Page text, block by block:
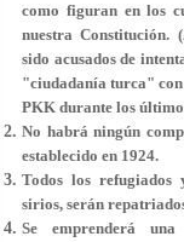
como figuran en los
nuestra Constitución.
sido acusados de
"ciudadanía turca"
PKK durante los
No habrá ningún
establecido en 1924.
Todos los refugiados
sirios, serán
Se emprenderá